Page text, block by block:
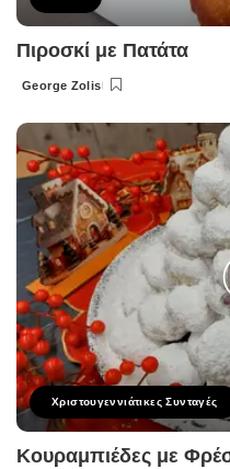
Πιροσκί με Πατάτα
Posted
George Zolis
Χριστουγεννιάτικες Συνταγές
Κουραμπιέδες με